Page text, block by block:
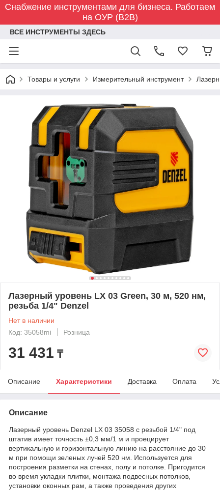
Снабжение инструментами для бизнеса. Работаем
на ОУР (B2B)
ВСЕ ИНСТРУМЕНТЫ ЗДЕСЬ
Товары и услуги Измерительный инструмент
Лазерный уровень LX 03 Green, 30 м, 520 нм,
резьба 1/4" Denzel
Нет в наличии
Код: 35058mi
Розница
31 431 ₸
Описание Характеристики Доставка Оплата
Описание
Лазерный уровень Denzel LX 03 35058 с резьбой 1/4" под
штатив имеет точность ±0,3 мм/1 м и проецирует
вертикальную и горизонтальную линию на расстояние до 30
м при помощи зеленых лучей 520 нм. Используется для
построения разметки на стенах, полу и потолке. Пригодится
во время укладки плитки, монтажа подвесных потолков,
установки оконных рам, а также проведения других